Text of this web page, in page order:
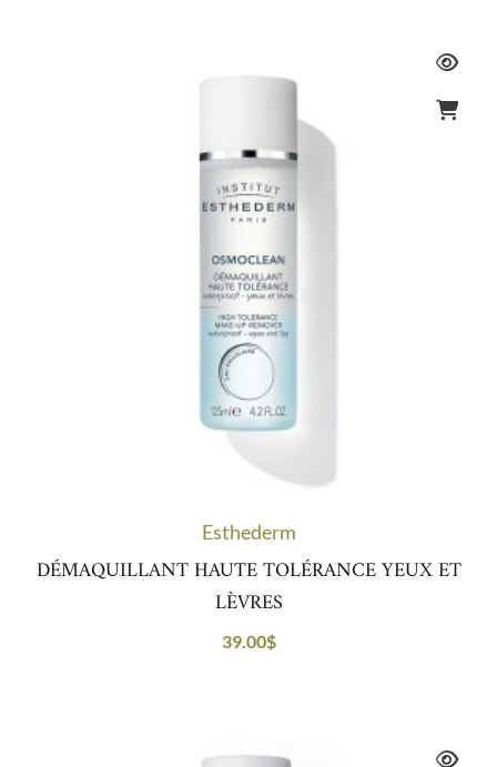
Esthederm
DÉMAQUILLANT HAUTE TOLÉRANCE YEUX ET
LÈVRES
39.00$